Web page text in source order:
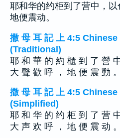
耶和华的约柜到了营中，以
地便震动。
撒 母 耳 記 上 4:5
(Traditional)
耶 和 華 的 約 櫃 到 了 營
大 聲 歡 呼 ， 地 便 震 動 。
撒 母 耳 記 上 4:5
(Simplified)
耶 和 华 的 约 柜 到 了 营
大 声 欢 呼 ， 地 便 震 动 。